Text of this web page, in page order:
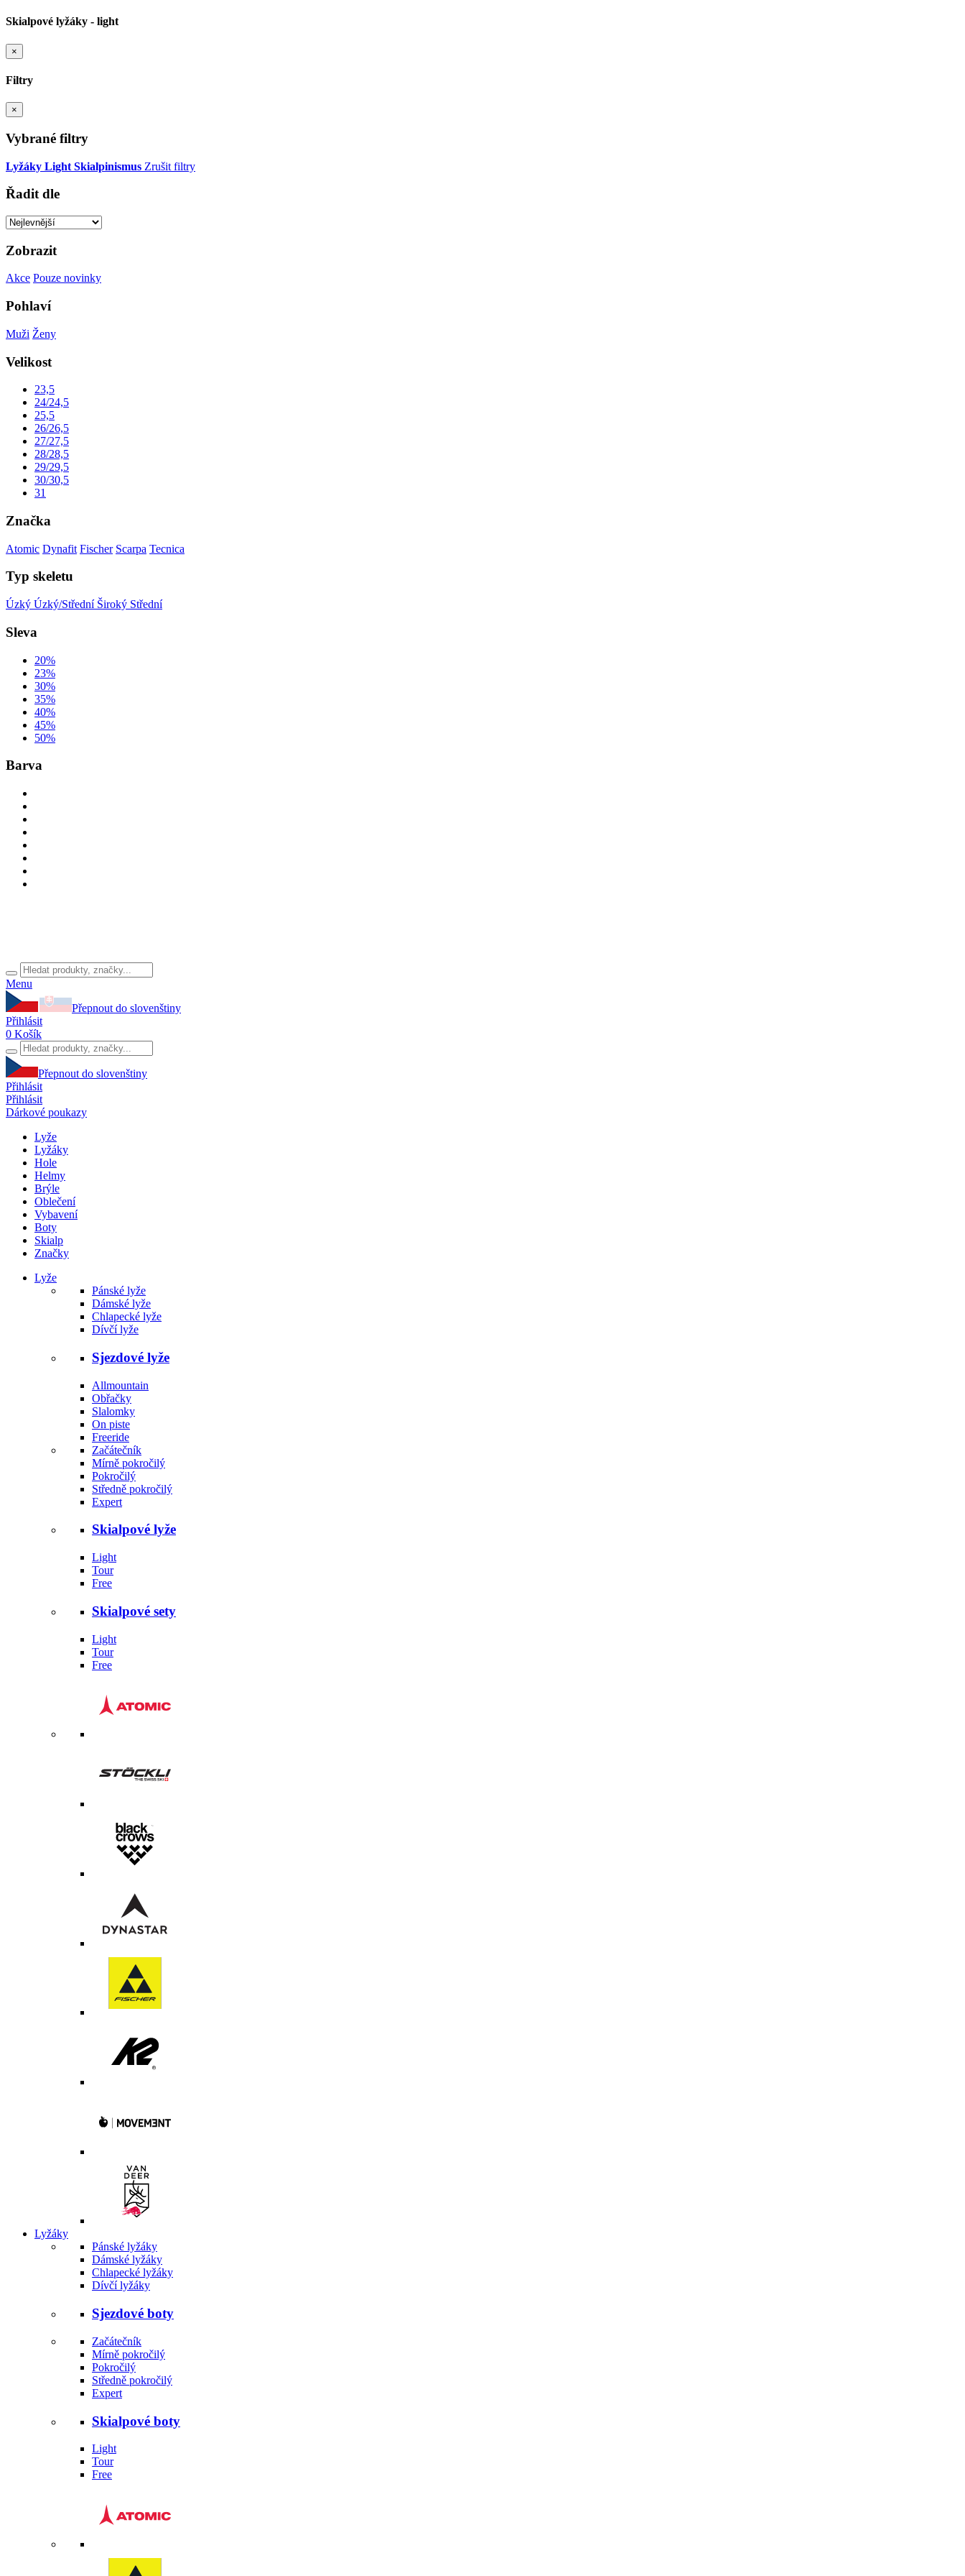
Skialpové lyžáky - light
×
Filtry
×
Vybrané filtry
Lyžáky Light Skialpinismus Zrušit filtry
Řadit dle
Zobrazit
Akce Pouze novinky
Pohlaví
Muži Ženy
Velikost
23,5
24/24,5
25,5
26/26,5
27/27,5
28/28,5
29/29,5
30/30,5
31
Značka
Atomic Dynafit Fischer Scarpa Tecnica
Typ skeletu
Úzký Úzký/Střední Široký Střední
Sleva
20%
23%
30%
35%
40%
45%
50%
Barva
Menu
Přepnout do slovenštiny
Přihlásit
0 Košík
Přepnout do slovenštiny
Přihlásit
Přihlásit
Dárkové poukazy
Lyže
Lyžáky
Hole
Helmy
Brýle
Oblečení
Vybavení
Boty
Skialp
Značky
Lyže
Pánské lyže
Dámské lyže
Chlapecké lyže
Dívčí lyže
Sjezdové lyže
Allmountain
Obřačky
Slalomky
On piste
Freeride
Začátečník
Mírně pokročilý
Pokročilý
Středně pokročilý
Expert
Skialpové lyže
Light
Tour
Free
Skialpové sety
Light
Tour
Free
Lyžáky
Pánské lyžáky
Dámské lyžáky
Chlapecké lyžáky
Dívčí lyžáky
Sjezdové boty
Začátečník
Mírně pokročilý
Pokročilý
Středně pokročilý
Expert
Skialpové boty
Light
Tour
Free